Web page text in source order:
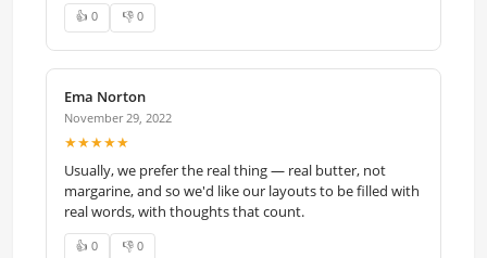
👍 0 👎 0
Ema Norton
November 29, 2022
★★★★★
Usually, we prefer the real thing — real butter, not
margarine, and so we'd like our layouts to be filled with
real words, with thoughts that count.
👍 0 👎 0